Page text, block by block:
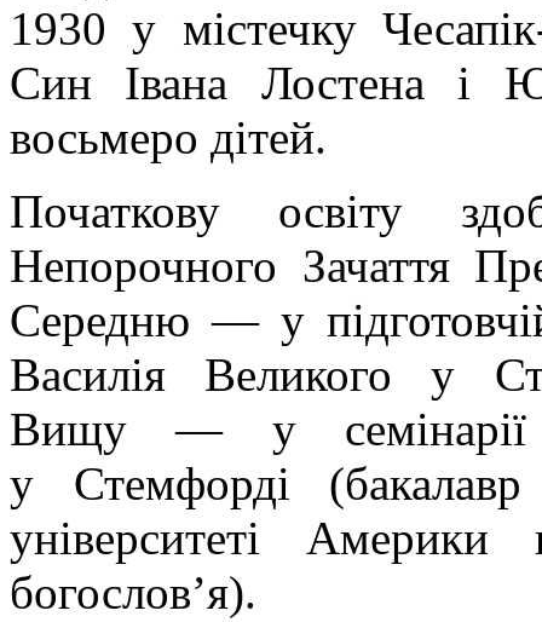
1930 у містечку
Син Івана Лостена і
восьмеро дітей.
Початкову освіту
Непорочного Зачаття
Середню — у
Василія Великого у
Вищу — у семінарії
у Стемфорді
університеті Америки
богослов’я).